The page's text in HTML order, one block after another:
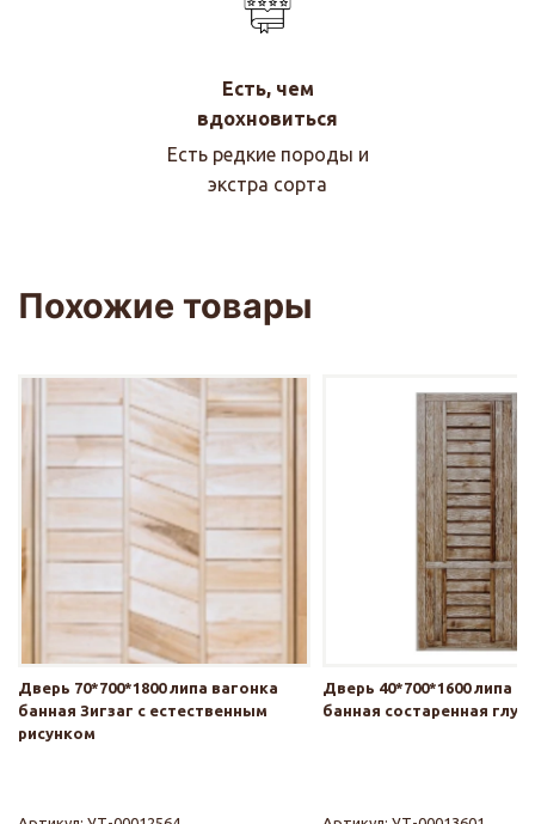
Есть, чем
вдохновиться
Есть редкие породы и
экстра сорта
Похожие товары
Дверь 70*700*1800 липа вагонка
банная Зигзаг с естественным
рисунком
Дверь 40*700*1600 липа
банная состаренная